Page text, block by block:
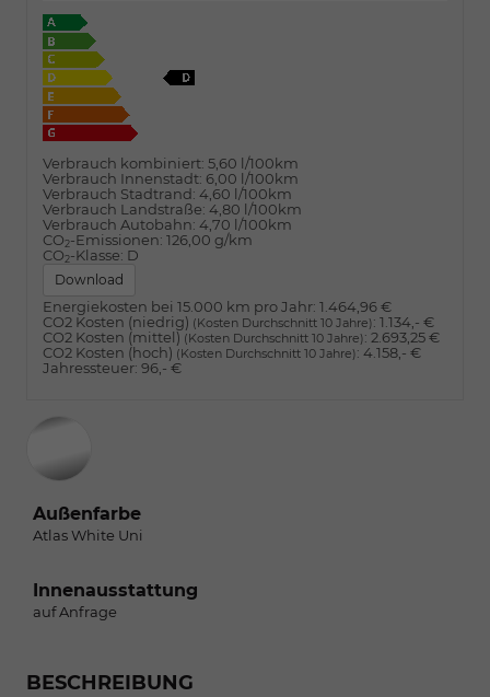
Verbrauch kombiniert: 5,60 l/100km
Verbrauch Innenstadt: 6,00 l/100km
Verbrauch Stadtrand: 4,60 l/100km
Verbrauch Landstraße: 4,80 l/100km
Verbrauch Autobahn: 4,70 l/100km
CO2-Emissionen: 126,00 g/km
CO2-Klasse: D
Download
Energiekosten bei 15.000 km pro Jahr: 1.464,96 €
CO2 Kosten (niedrig) (Kosten Durchschnitt 10 Jahre): 1.134,- €
CO2 Kosten (mittel) (Kosten Durchschnitt 10 Jahre): 2.693,25 €
CO2 Kosten (hoch) (Kosten Durchschnitt 10 Jahre): 4.158,- €
Jahressteuer: 96,- €
Außenfarbe
Atlas White Uni
Innenausstattung
auf Anfrage
BESCHREIBUNG